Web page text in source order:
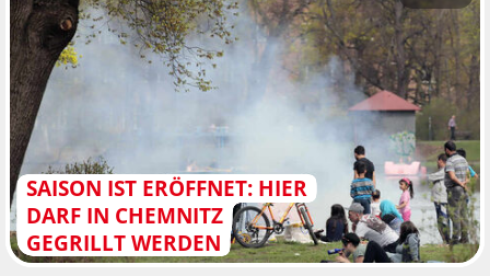
SAISON IST ERÖFFNET: HIER
DARF IN CHEMNITZ
GEGRILLT WERDEN